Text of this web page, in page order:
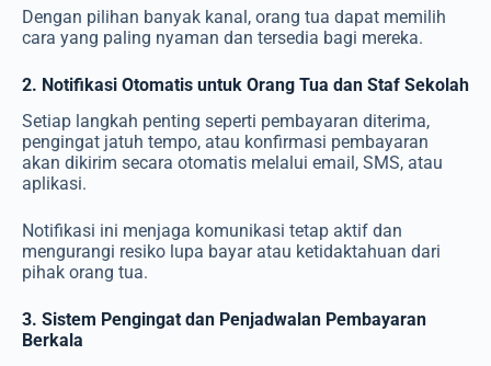
Dengan pilihan banyak kanal, orang tua dapat memilih
cara yang paling nyaman dan tersedia bagi mereka.
2. Notifikasi Otomatis untuk Orang Tua dan Staf Sekolah
Setiap langkah penting seperti pembayaran diterima,
pengingat jatuh tempo, atau konfirmasi pembayaran
akan dikirim secara otomatis melalui email, SMS, atau
aplikasi.
Notifikasi ini menjaga komunikasi tetap aktif dan
mengurangi resiko lupa bayar atau ketidaktahuan dari
pihak orang tua.
3. Sistem Pengingat dan Penjadwalan Pembayaran
Berkala